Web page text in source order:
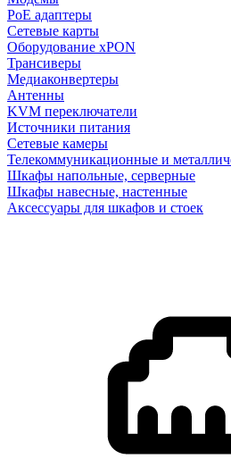
PoE адаптеры
Сетевые карты
Оборудование xPON
Трансиверы
Медиаконвертеры
Антенны
KVM переключатели
Источники питания
Сетевые камеры
Телекоммуникационные и
Шкафы напольные, серверные
Шкафы навесные, настенные
Аксессуары для шкафов и стоек